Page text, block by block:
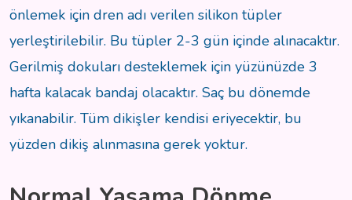
önlemek için dren adı verilen silikon tüpler
yerleştirilebilir. Bu tüpler 2-3 gün içinde alınacaktır.
Gerilmiş dokuları desteklemek için yüzünüzde 3
hafta kalacak bandaj olacaktır. Saç bu dönemde
yıkanabilir. Tüm dikişler kendisi eriyecektir, bu
yüzden dikiş alınmasına gerek yoktur.